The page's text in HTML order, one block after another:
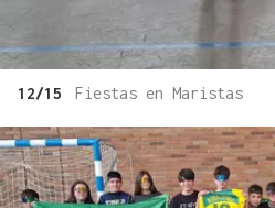
12/15 Fiestas en Maristas